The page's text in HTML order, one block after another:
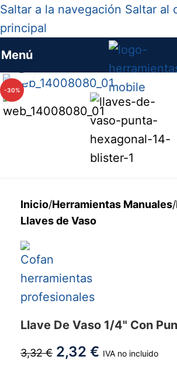
Saltar a la navegación Saltar al
principal
Menú
-30%
Haga clic para ampliar
Inicio/Herramientas Manuales/
Llaves de Vaso
Llave De Vaso 1/4" Con
3,32€ 2,32 € IVA no incluido